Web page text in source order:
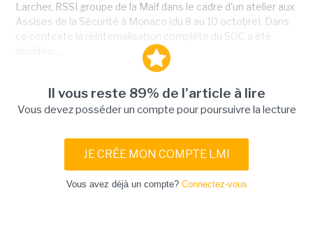
Larcher, RSSI groupe de la Maif dans le cadre d'un atelier aux
Assises de la Sécurité à Monaco (du 8 au 10 octobre). Dans
ce contexte la réinternalisation complète du SOC a été
Il vous reste 89% de l'article à lire
Vous devez posséder un compte pour poursuivre la lecture
JE CRÉE MON COMPTE LMI
Vous avez déjà un compte? Connectez-vous